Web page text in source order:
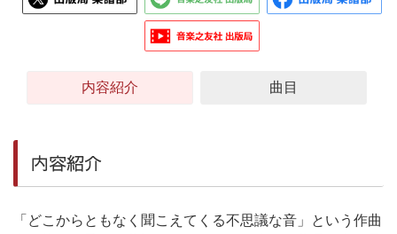
内容紹介 曲目
内容紹介
「どこからともなく聞こえてくる不思議な音」という作曲